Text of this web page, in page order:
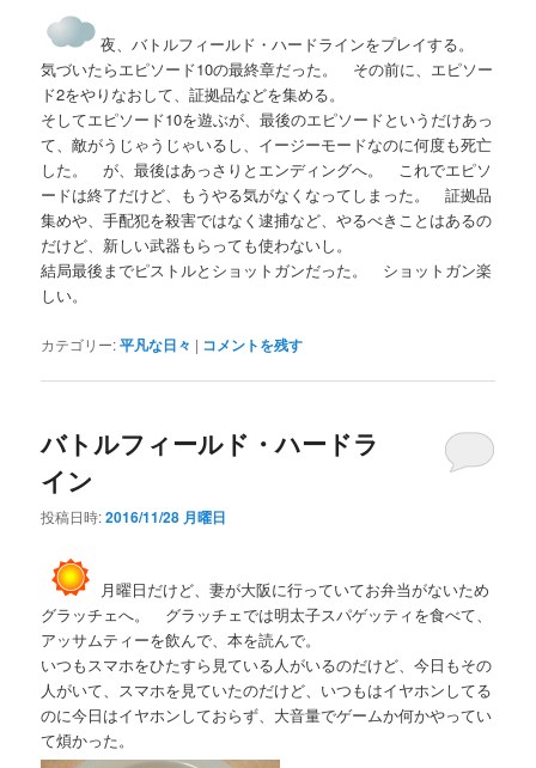
夜、バトルフィールド・ハードラインをプレイする。
気づいたらエピソード10の最終章だった。 その前に、エピソー
ド2をやりなおして、証拠品などを集める。
そしてエピソード10を遊ぶが、最後のエピソードというだけあっ
て、敵がうじゃうじゃいるし、イージーモードなのに何度も死亡
した。 が、最後はあっさりとエンディングへ。 これでエピソ
ードは終了だけど、もうやる気がなくなってしまった。 証拠品
集めや、手配犯を殺害ではなく逮捕など、やるべきことはあるの
だけど、新しい武器もらっても使わないし。
結局最後までピストルとショットガンだった。 ショットガン楽
しい。
カテゴリー:平凡な日々 | コメントを残す
バトルフィールド・ハードラ
イン
投稿日時:2016/11/28 月曜日
月曜日だけど、妻が大阪に行っていてお弁当がないため
グラッチェへ。 グラッチェでは明太子スパゲッティを食べて、
アッサムティーを飲んで、本を読んで。
いつもスマホをひたすら見ている人がいるのだけど、今日もその
人がいて、スマホを見ていたのだけど、いつもはイヤホンしてる
のに今日はイヤホンしておらず、大音量でゲームか何かやってい
て煩かった。